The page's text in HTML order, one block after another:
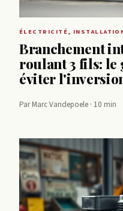
ÉLECTRICITÉ,
Branchement
roulant 3 fils: le
éviter
Par Marc Vandepoele · 10 min